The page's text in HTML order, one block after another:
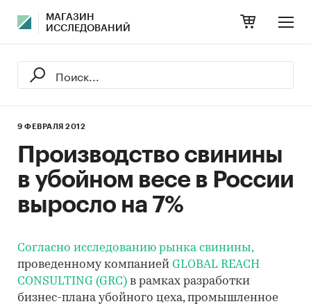
МАГАЗИН
ИССЛЕДОВАНИЙ
9 ФЕВРАЛЯ 2012
Производство свинины
в убойном весе в России
выросло на 7%
Согласно исследованию рынка свинины,
проведенному компанией GLOBAL REACH
CONSULTING (GRC) в рамках разработки
бизнес-плана убойного цеха, промышленное